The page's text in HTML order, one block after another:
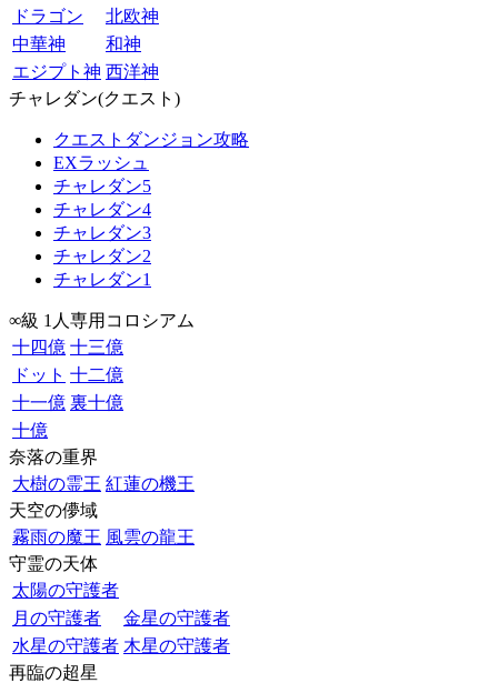
ドラゴン
北欧神
中華神
和神
エジプト神 西洋神
チャレダン(クエスト)
クエストダンジョン攻略
EXラッシュ
チャレダン5
チャレダン4
チャレダン3
チャレダン2
チャレダン1
∞級 1人専用コロシアム
十四億 十三億
ドット 十二億
十一億 裏十億
十億
奈落の重界
大樹の霊王 紅蓮の機王
天空の儚域
霧雨の魔王 風雲の龍王
守霊の天体
太陽の守護者
月の守護者
金星の守護者
水星の守護者 木星の守護者
再臨の超星